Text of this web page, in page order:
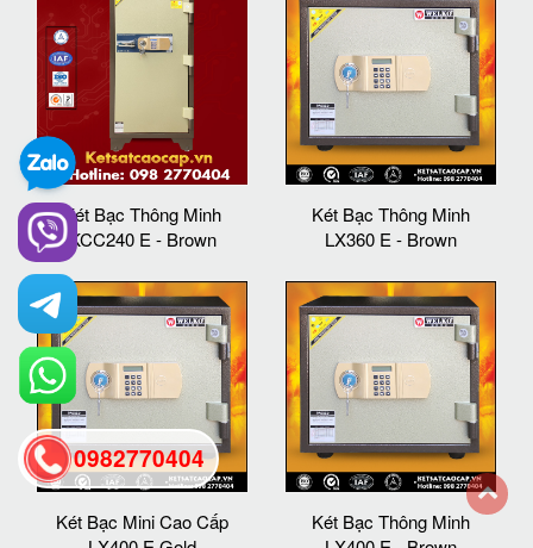
Két Bạc Thông Minh
KCC240 E - Brown
Két Bạc Thông Minh
LX360 E - Brown
Két Bạc Mini Cao Cấp
Két Bạc Thông Minh
0982770404
back